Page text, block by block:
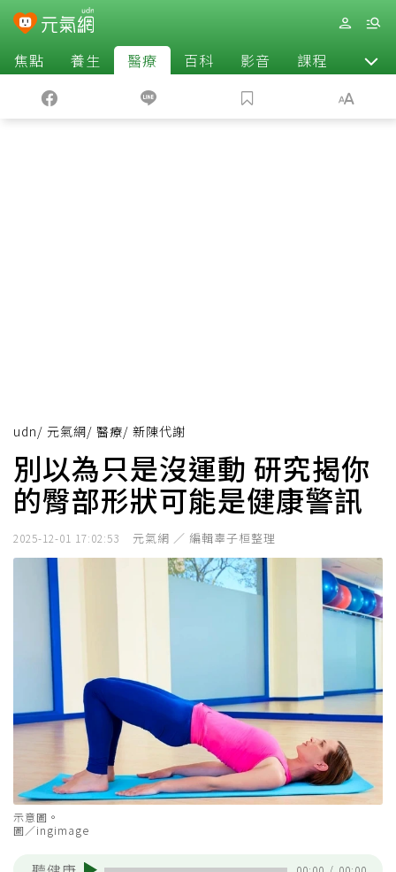
焦點 養生 醫療 百科 影音 課程 退休
udn/ 元氣網/ 醫療/ 新陳代謝
別以為只是沒運動 研究揭你
的臀部形狀可能是健康警訊
2025-12-01 17:02:53 元氣網 ／ 編輯辜子桓整理
示意圖。
圖／ingimage